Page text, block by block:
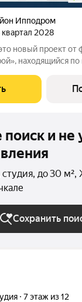
Ипподром
квартал 2028
новый проект от
находящийся по
рядом - 5
транспорта.
и не
студия, до 30
Сохранить
7 этаж из 12